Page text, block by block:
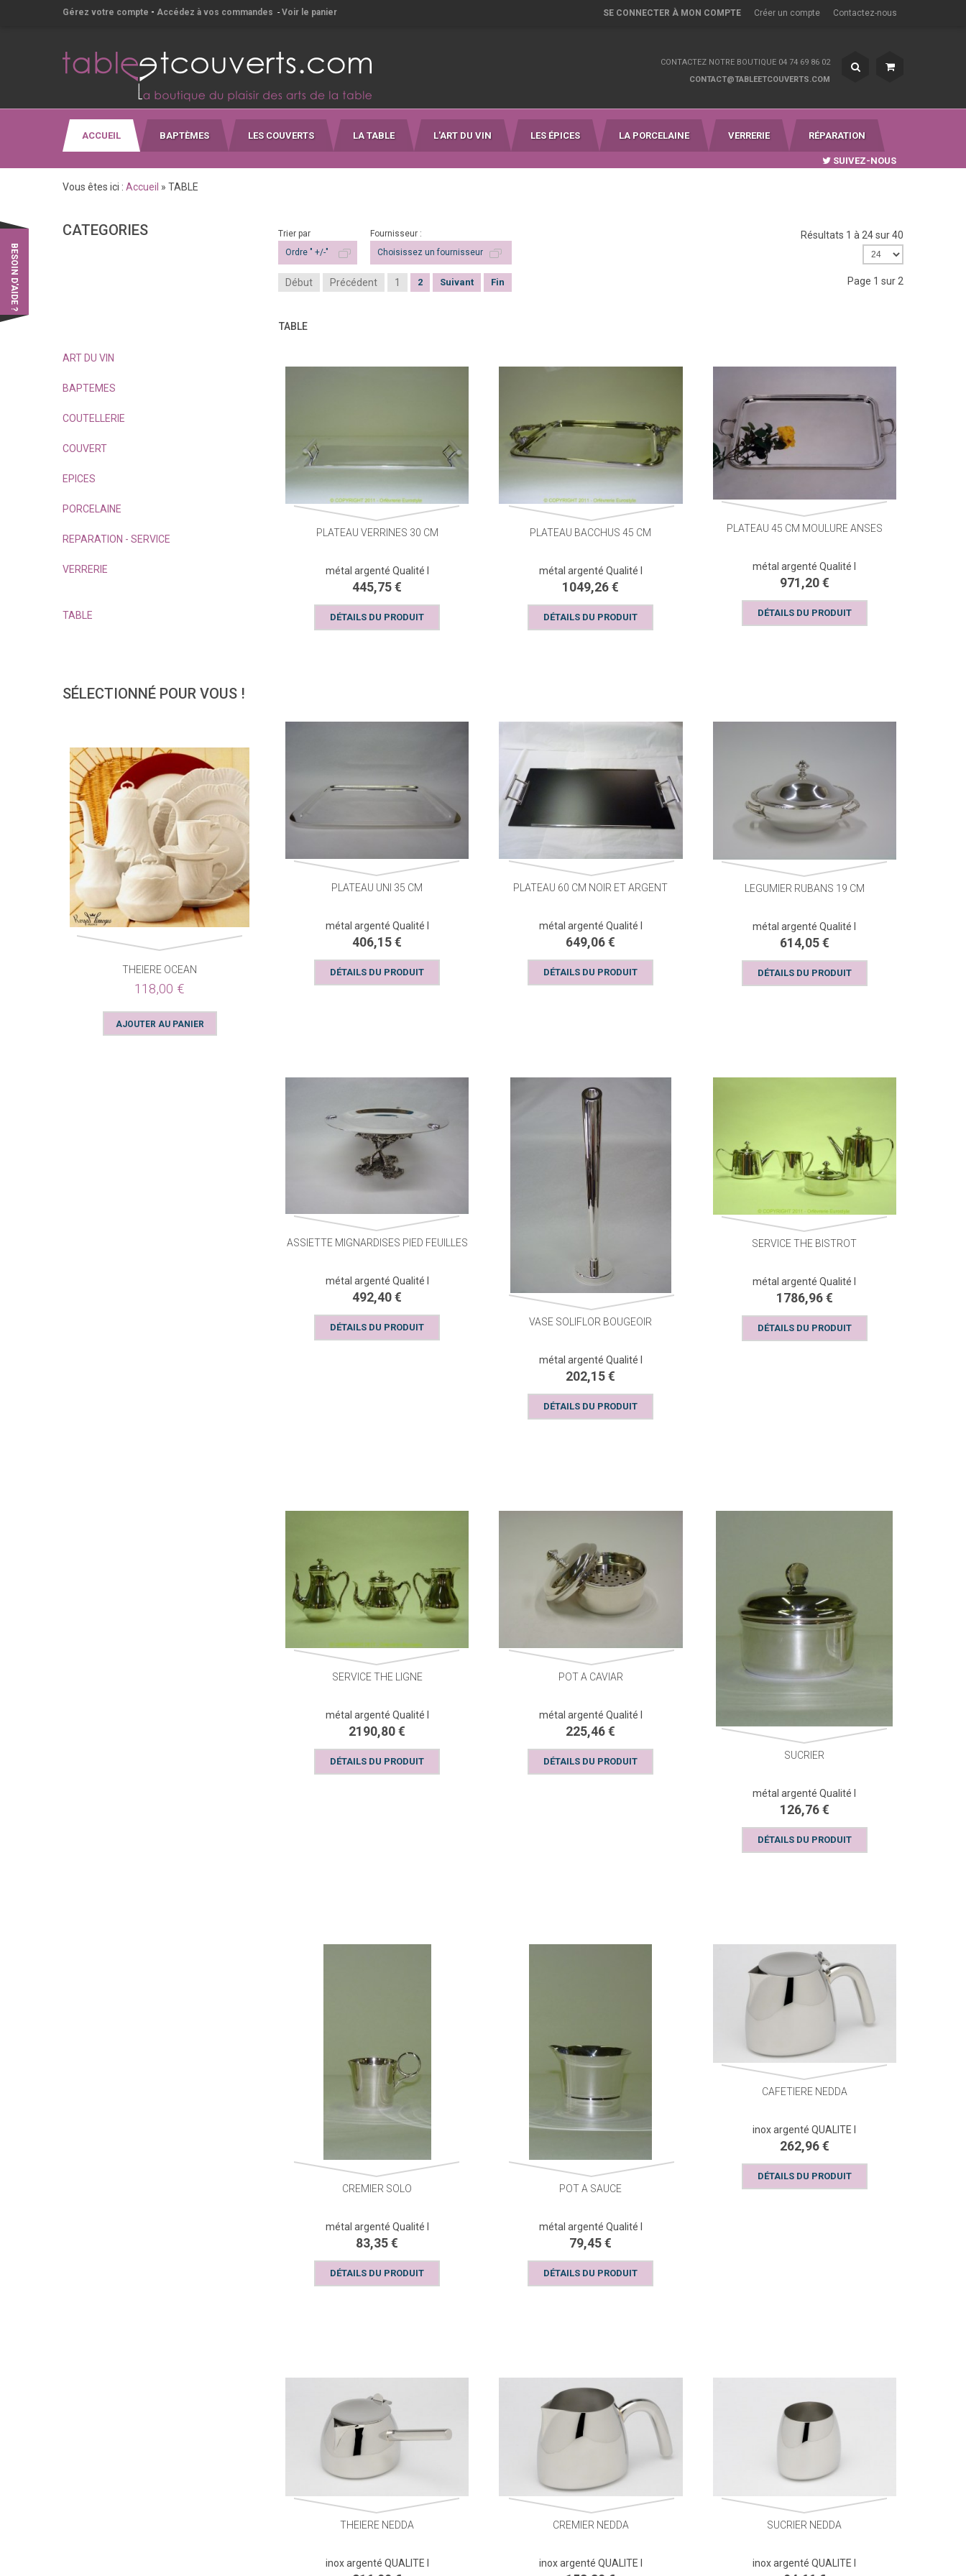
Gérez votre compte - Accédez à vos commandes - Voir le panier Contactez-nous
SE CONNECTER À MON COMPTE Créer un compte
CONTACTEZ NOTRE BOUTIQUE 04 74 69 86 02
CONTACT@TABLEETCOUVERTS.COM
ACCUEIL BAPTÈMES LES COUVERTS LA TABLE L'ART DU VIN LES ÉPICES LA PORCELAINE VERRERIE RÉPARATION
SUIVEZ-NOUS
Vous êtes ici : Accueil » TABLE
CATEGORIES
ART DU VIN
BAPTEMES
COUTELLERIE
COUVERT
EPICES
PORCELAINE
REPARATION - SERVICE
VERRERIE
TABLE
SÉLECTIONNÉ POUR VOUS !
THEIERE OCEAN
118,00 €
TIMBALE ETOILES
101,30 €
TIRELIRE CUBE ABC
BROCHE BACCHUS
39,85 €
Trier par
Ordre " +/-"
Fournisseur :
Choisissez un fournisseur
Résultats 1 à 24 sur 40
Début Précédent 1 2 Suivant Fin Page 1 sur 2
TABLE
PLATEAU VERRINES 30 CM
métal argenté Qualité I
445,75 €
DÉTAILS DU PRODUIT
PLATEAU BACCHUS 45 CM
métal argenté Qualité I
1049,26 €
DÉTAILS DU PRODUIT
PLATEAU 45 CM MOULURE ANSES
métal argenté Qualité I
971,20 €
DÉTAILS DU PRODUIT
PLATEAU UNI 35 CM
métal argenté Qualité I
406,15 €
DÉTAILS DU PRODUIT
PLATEAU 60 CM NOIR ET ARGENT
métal argenté Qualité I
649,06 €
DÉTAILS DU PRODUIT
LEGUMIER RUBANS 19 CM
métal argenté Qualité I
614,05 €
DÉTAILS DU PRODUIT
ASSIETTE MIGNARDISES PIED FEUILLES
métal argenté Qualité I
492,40 €
DÉTAILS DU PRODUIT VASE SOLIFLOR BOUGEOIR
métal argenté Qualité I
202,15 €
DÉTAILS DU PRODUIT
SERVICE THE BISTROT
métal argenté Qualité I
1786,96 €
DÉTAILS DU PRODUIT
SERVICE THE LIGNE
métal argenté Qualité I
2190,80 €
DÉTAILS DU PRODUIT
POT A CAVIAR
métal argenté Qualité I
225,46 €
DÉTAILS DU PRODUIT
SUCRIER
métal argenté Qualité I
126,76 €
DÉTAILS DU PRODUIT
CREMIER SOLO
métal argenté Qualité I
83,35 €
DÉTAILS DU PRODUIT
POT A SAUCE
métal argenté Qualité I
79,45 €
DÉTAILS DU PRODUIT
CAFETIERE NEDDA
inox argenté QUALITE I
262,96 €
DÉTAILS DU PRODUIT
THEIERE NEDDA
inox argenté QUALITE I
CREMIER NEDDA
inox argenté QUALITE I
SUCRIER NEDDA
inox argenté QUALITE I
BESOIN D'AIDE ?